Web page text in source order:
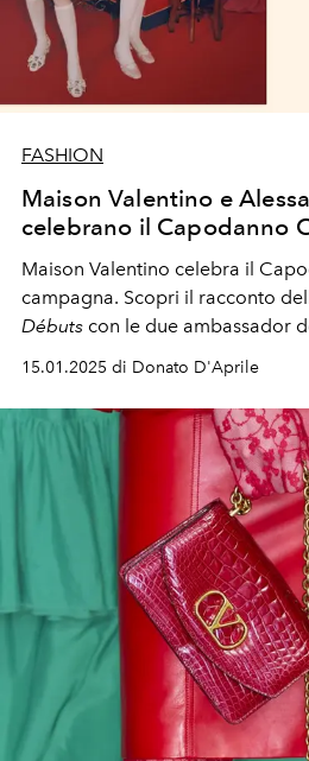
FASHION
Maison Valentino e
celebrano il Capodanno
Maison Valentino celebra il
campagna. Scopri il racconto
Débuts con le due ambassador
15.01.2025 di Donato D'Aprile